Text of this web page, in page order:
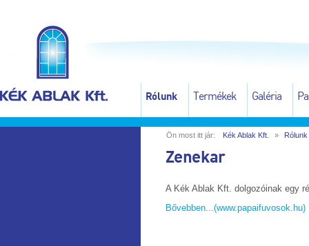
Rólunk Termékek Galéria
Ön most itt jár: Kék Ablak Kft. » Rólunk
Zenekar
A Kék Ablak Kft. dolgozóinak egy
Bővebben...(www.papaifuvosok.hu)